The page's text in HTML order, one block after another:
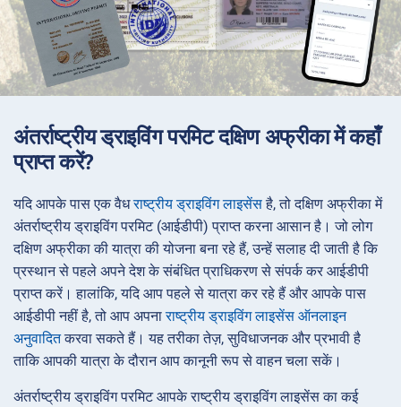
अंतर्राष्ट्रीय ड्राइविंग परमिट दक्षिण अफ्रीका में कहाँ
प्राप्त करें?
यदि आपके पास एक वैधराष्ट्रीय ड्राइविंग लाइसेंसहै, तो दक्षिण अफ्रीका में
अंतर्राष्ट्रीय ड्राइविंग परमिट (आईडीपी) प्राप्त करना आसान है। जो लोग
दक्षिण अफ्रीका की यात्रा की योजना बना रहे हैं, उन्हें सलाह दी जाती है कि
प्रस्थान से पहले अपने देश के संबंधित प्राधिकरण से संपर्क कर आईडीपी
प्राप्त करें। हालांकि, यदि आप पहले से यात्रा कर रहे हैं और आपके पास
आईडीपी नहीं है, तो आप अपनाराष्ट्रीय ड्राइविंग लाइसेंस ऑनलाइन
अनुवादितकरवा सकते हैं। यह तरीका तेज़, सुविधाजनक और प्रभावी है
ताकि आपकी यात्रा के दौरान आप कानूनी रूप से वाहन चला सकें।
अंतर्राष्ट्रीय ड्राइविंग परमिट आपके राष्ट्रीय ड्राइविंग लाइसेंस का कई